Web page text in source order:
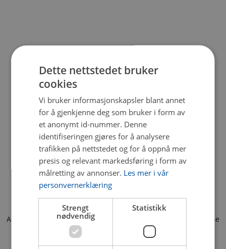
Application error: a client-side exception has occurred (see the
browser console for more information).
Dette nettstedet bruker
cookies
Vi bruker informasjonskapsler blant annet
for å gjenkjenne deg som bruker i form av
et anonymt id-nummer. Denne
identifiseringen gjøres for å analysere
trafikken på nettstedet og for å oppnå mer
presis og relevant markedsføring i form av
målretting av annonser. Les mer i vår
personvernerklæring
Strengt
nødvendig
Statistikk